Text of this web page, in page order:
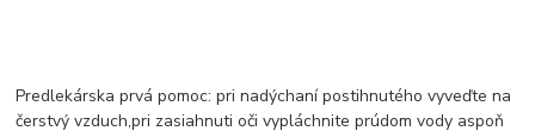
Predlekárska prvá pomoc: pri nadýchaní postihnutého vyveďte na
čerstvý vzduch,pri zasiahnuti oči vypláchnite prúdom vody aspoň